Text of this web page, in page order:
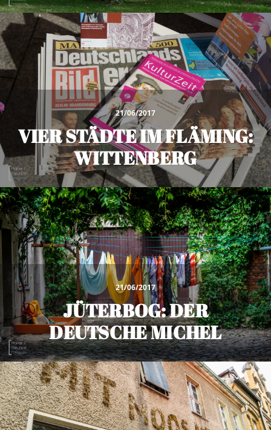
21/06/2017
VIER STÄDTE IM FLÄMING:
WITTENBERG
21/06/2017
JÜTERBOG: DER
DEUTSCHE MICHEL